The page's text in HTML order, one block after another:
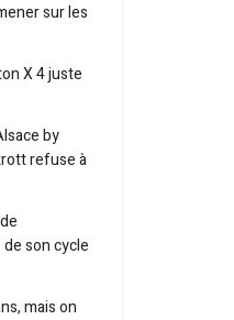
sur les
X 4 juste
by
refuse à
son cycle
mais on